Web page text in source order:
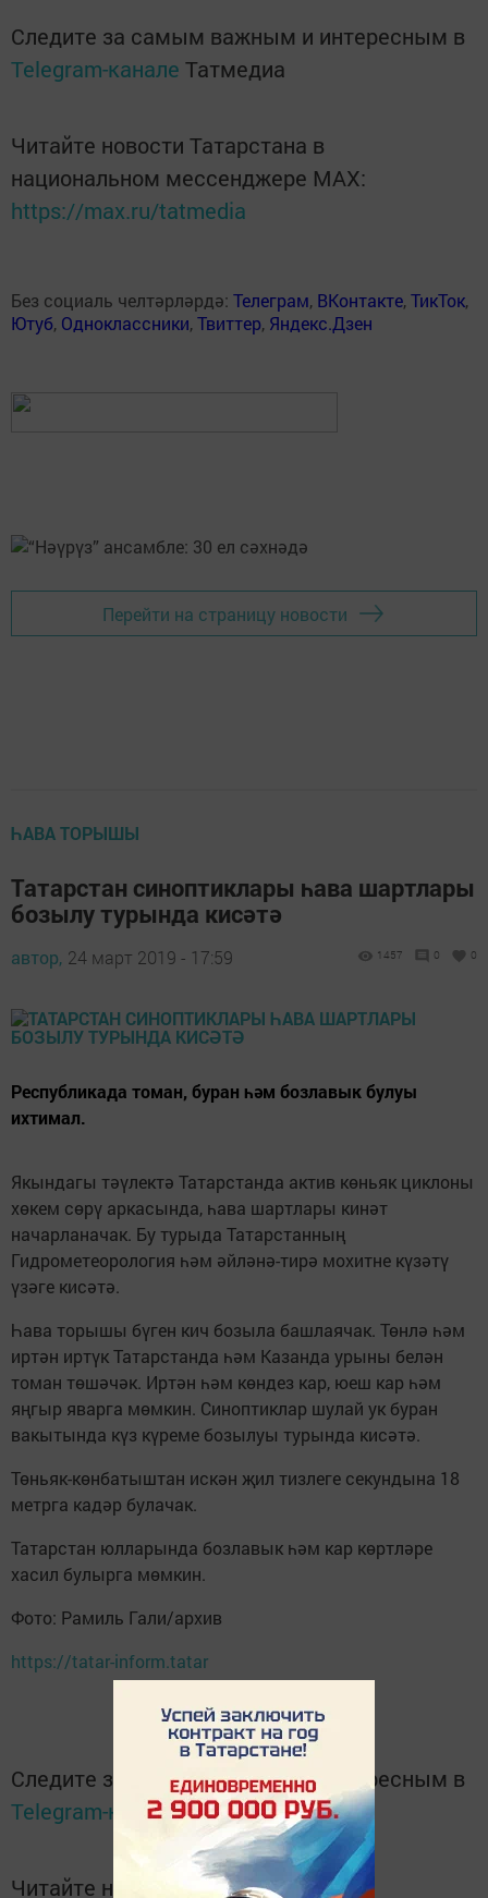
Следите за самым важным и интересным в
Telegram-канале Татмедиа
Читайте новости Татарстана в
национальном мессенджере MАХ:
https://max.ru/tatmedia
Без социаль челтәрләрдә: Телеграм, ВКонтакте,ТикТок,
Ютуб, Одноклассники,Твиттер, Яндекс.Дзен
Перейти на страницу новости
ҺАВА ТОРЫШЫ
Татарстан синоптиклары һава шартлары
бозылу турында кисәтә
автор, 24 март 2019 - 17:59 1457 0 0
Республикада томан, буран һәм бозлавык булуы
ихтимал.
Якындагы тәүлектә Татарстанда актив көньяк циклоны
хөкем сөрү аркасында, һава шартлары кинәт
начарланачак. Бу турыда Татарстанның
Гидрометеорология һәм әйләнә-тирә мохитне күзәтү
үзәге кисәтә.
Һава торышы бүген кич бозыла башлаячак. Төнлә һәм
иртән иртүк Татарстанда һәм Казанда урыны белән
томан төшәчәк. Иртән һәм көндез кар, юеш кар һәм
яңгыр яварга мөмкин. Синоптиклар шулай ук буран
вакытында күз күреме бозылуы турында кисәтә.
Төньяк-көнбатыштан искән җил тизлеге секундына 18
метрга кадәр булачак.
Татарстан юлларында бозлавык һәм кар көртләре
хасил булырга мөмкин.
Фото: Рамиль Гали/архив
https://tatar-inform.tatar
Следите за самым важным и интересным в
Telegram-каналеТатмедиа
Читайте новости Татарстана в